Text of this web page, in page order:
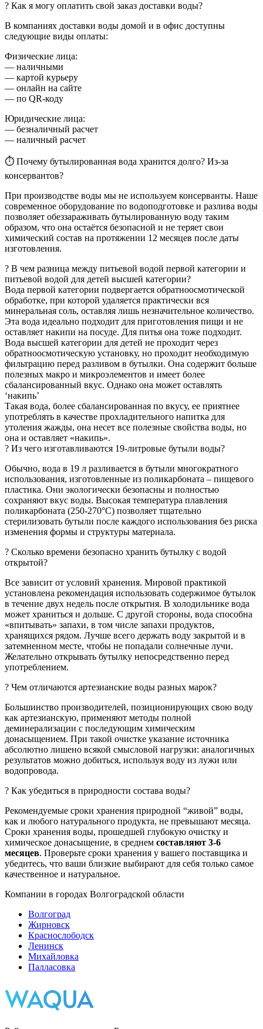
? Как я могу оплатить свой заказ доставки воды?
В компаниях доставки воды домой и в офис доступны
следующие виды оплаты:
Физические лица:
— наличными
— картой курьеру
— онлайн на сайте
— по QR-коду
Юридические лица:
— безналичный расчет
— наличный расчет
⏱ Почему бутылированная вода хранится долго? Из-за
консервантов?
При производстве воды мы не используем консерванты. Наше
современное оборудование по водоподготовке и разлива воды
позволяет обеззараживать бутылированную воду таким
образом, что она остаётся безопасной и не теряет свои
химический состав на протяжении 12 месяцев после даты
изготовления.
? В чем разница между питьевой водой первой категории и
питьевой водой для детей высшей категории?
Вода первой категории подвергается обратноосмотической
обработке, при которой удаляется практически вся
минеральная соль, оставляя лишь незначительное количество.
Эта вода идеально подходит для приготовления пищи и не
оставляет накипи на посуде. Для питья она тоже подходит.
Вода высшей категории для детей не проходит через
обратноосмотическую установку, но проходит необходимую
фильтрацию перед разливом в бутылки. Она содержит больше
полезных макро и микроэлементов и имеет более
сбалансированный вкус. Однако она может оставлять
‘накипь’
Такая вода, более сбалансированная по вкусу, ее приятнее
употреблять в качестве прохладительного напитка для
утоления жажды, она несет все полезные свойства воды, но
она и оставляет «накипь».
? Из чего изготавливаются 19-литровые бутыли воды?
Обычно, вода в 19 л разливается в бутыли многократного
использования, изготовленные из поликарбоната – пищевого
пластика. Они экологически безопасны и полностью
сохраняют вкус воды. Высокая температура плавления
поликарбоната (250-270°C) позволяет тщательно
стерилизовать бутыли после каждого использования без риска
изменения формы и структуры материала.
? Сколько времени безопасно хранить бутылку c водой
открытой?
Все зависит от условий хранения. Мировой практикой
установлена рекомендация использовать содержимое бутылок
в течение двух недель после открытия. В холодильнике вода
может храниться и дольше. С другой стороны, вода способна
«впитывать» запахи, в том числе запахи продуктов,
хранящихся рядом. Лучше всего держать воду закрытой и в
затемненном месте, чтобы не попадали солнечные лучи.
Желательно открывать бутылку непосредственно перед
употреблением.
? Чем отличаются артезианские воды разных марок?
Большинство производителей, позиционирующих свою воду
как артезианскую, применяют методы полной
деминерализации с последующим химическим
донасыщением. При такой очистке указание источника
абсолютно лишено всякой смысловой нагрузки: аналогичных
результатов можно добиться, используя воду из лужи или
водопровода.
? Как убедиться в природности состава воды?
Рекомендуемые сроки хранения природной “живой” воды,
как и любого натурального продукта, не превышают месяца.
Сроки хранения воды, прошедшей глубокую очистку и
химическое донасыщение, в среднем составляют 3-6
месяцев. Проверьте сроки хранения у вашего поставщика и
убедитесь, что ваши близкие выбирают для себя только самое
качественное и натуральное.
Компании в городах Волгоградской области
Волгоград
Жирновск
Краснослободск
Ленинск
Михайловка
Палласовка